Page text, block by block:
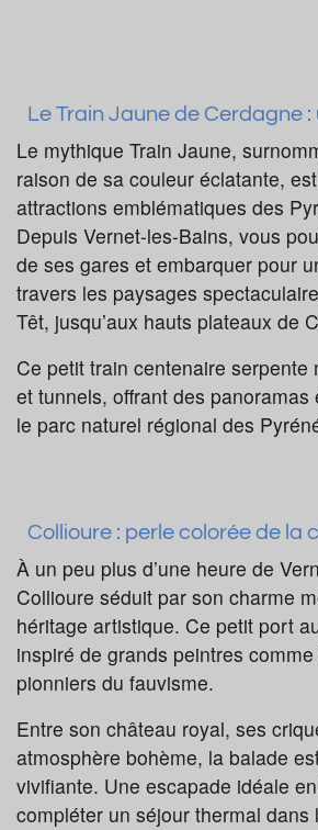
Le Train Jaune de Cerdagne
Le mythique Train Jaune,
raison de sa couleur éclatante, est
attractions emblématiques des
Depuis Vernet-les-Bains, vous
de ses gares et embarquer pour
travers les paysages
Têt, jusqu’aux hauts plateaux de
Ce petit train centenaire serpente
et tunnels, offrant des
le parc naturel régional des
Collioure : perle colorée de la
À un peu plus d’une heure de
Collioure séduit par son charme
héritage artistique. Ce petit port
inspiré de grands peintres
pionniers du fauvisme.
Entre son château royal, ses
atmosphère bohème, la balade
vivifiante. Une escapade idéale
compléter un séjour thermal dans